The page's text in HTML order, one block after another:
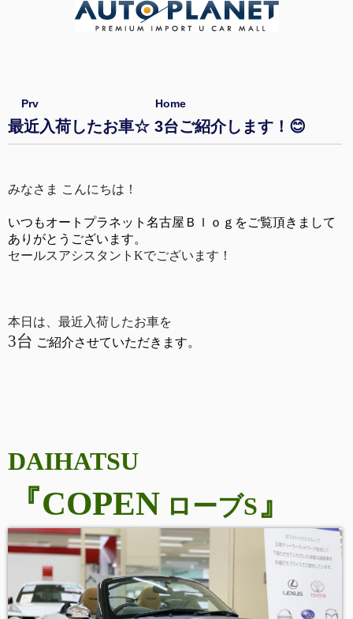
Prv Home
最近入荷したお車☆ 3台ご紹介します！😊
みなさま こんにちは！
いつもオートプラネット名古屋Ｂｌｏｇをご覧頂きまして
ありがとうございます。
セールスアシスタントKでございます！
本日は、最近入荷したお車を
3台 ご紹介させていただきます。
DAIHATSU
『COPEN ローブS』